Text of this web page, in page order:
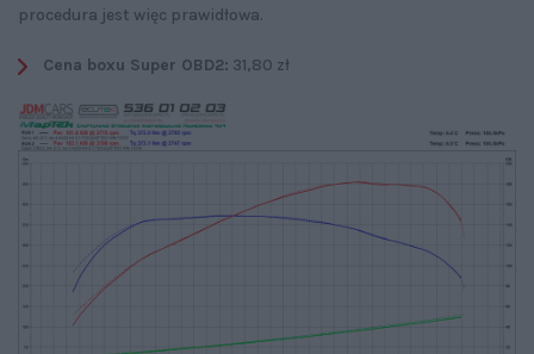
procedura jest więc prawidłowa.
Cena boxu Super OBD2: 31,80 zł